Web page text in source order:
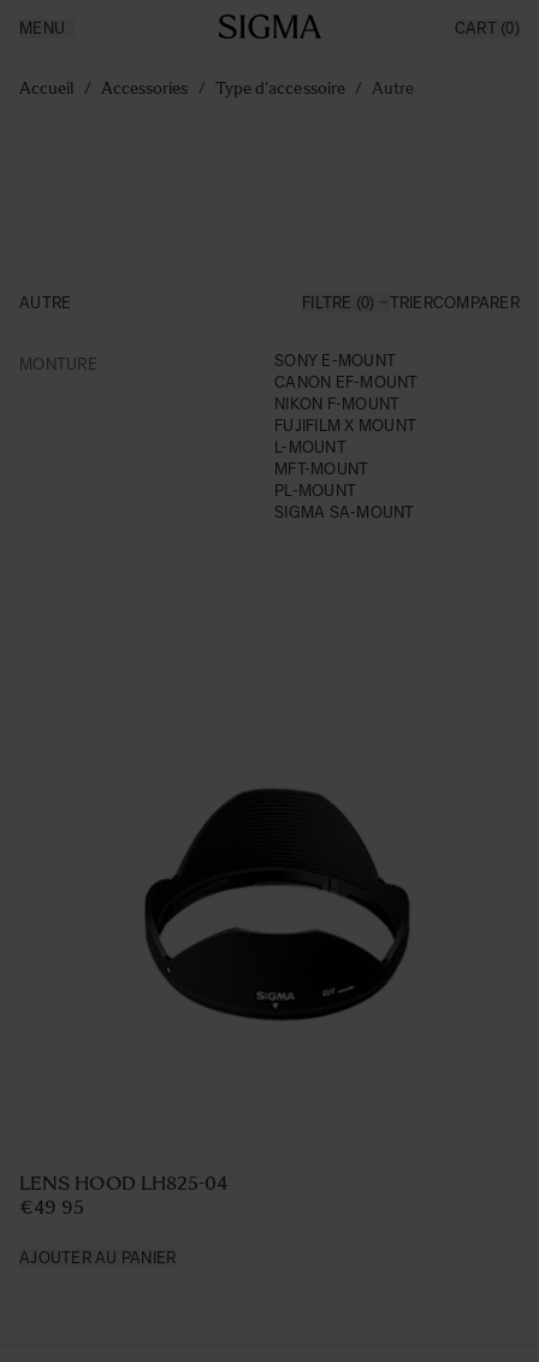
Made in Aizu
Support
MENU CART (0)
Accueil / Accessories / Type d'accessoire / Autre
AUTRE FILTRE (0) TRIERCOMPARER
MONTUREFILTER
SONY E-MOUNT
CANON EF-MOUNT
NIKON F-MOUNT
FUJIFILM X MOUNT
L-MOUNT
MFT-MOUNT
PL-MOUNT
SIGMA SA-MOUNT
LENS HOOD LH680-03
€39 95